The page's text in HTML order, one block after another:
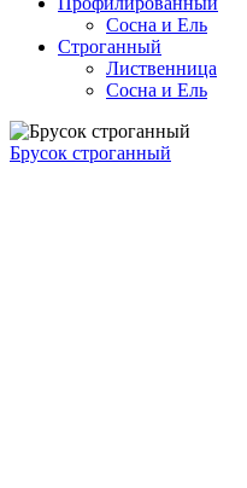
Сосна и Ель
Строганный
Лиственница
Сосна и Ель
Брусок строганный